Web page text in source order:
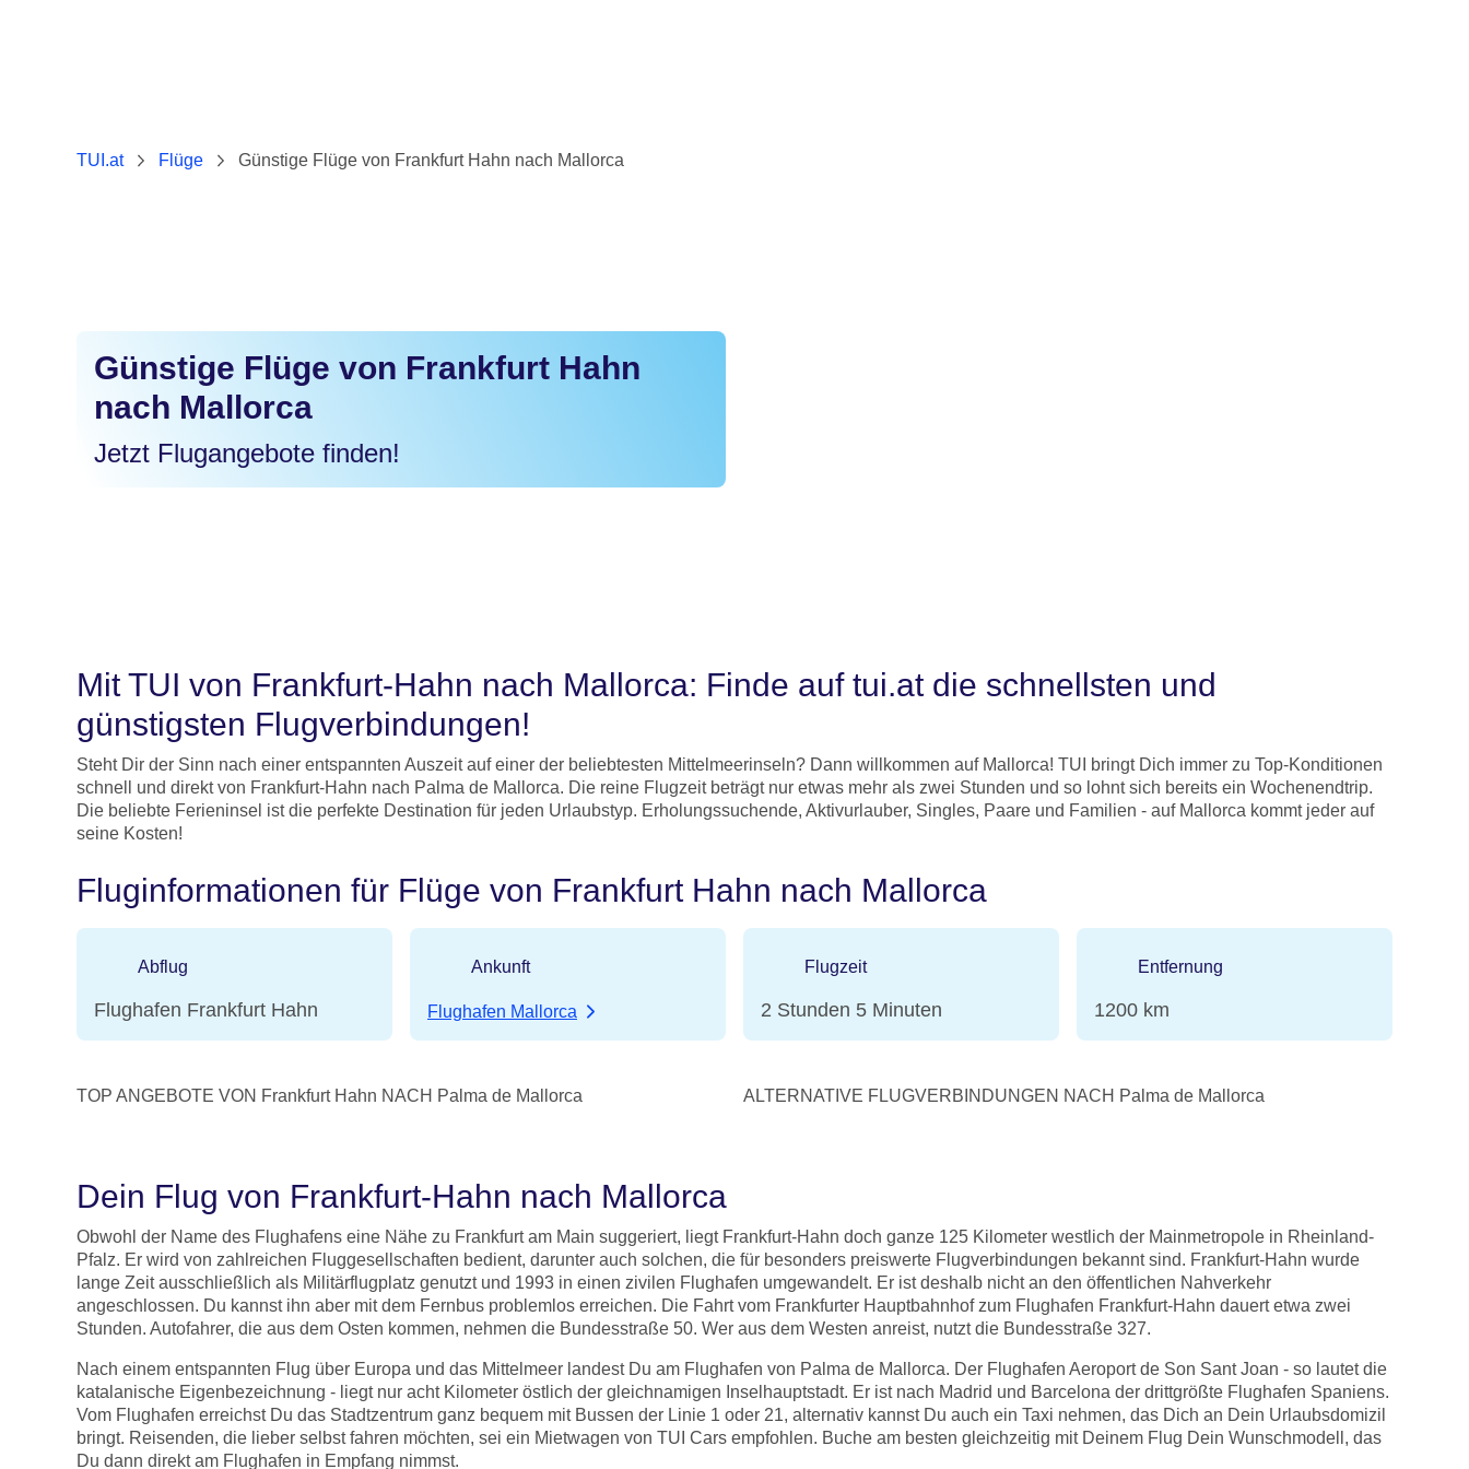
TUI.at Flüge Günstige Flüge von Frankfurt Hahn nach Mallorca
Günstige Flüge von Frankfurt Hahn
nach Mallorca
Jetzt Flugangebote finden!
Mit TUI von Frankfurt-Hahn nach Mallorca: Finde auf tui.at die schnellsten und
günstigsten Flugverbindungen!
Steht Dir der Sinn nach einer entspannten Auszeit auf einer der beliebtesten Mittelmeerinseln? Dann willkommen auf Mallorca! TUI bringt Dich immer zu Top-Konditionen
schnell und direkt von Frankfurt-Hahn nach Palma de Mallorca. Die reine Flugzeit beträgt nur etwas mehr als zwei Stunden und so lohnt sich bereits ein Wochenendtrip.
Die beliebte Ferieninsel ist die perfekte Destination für jeden Urlaubstyp. Erholungssuchende, Aktivurlauber, Singles, Paare und Familien - auf Mallorca kommt jeder auf
seine Kosten!
Fluginformationen für Flüge von Frankfurt Hahn nach Mallorca
Abflug
Flughafen Frankfurt Hahn
Ankunft
Flughafen Mallorca
Flugzeit
2 Stunden 5 Minuten
Entfernung
1200 km
TOP ANGEBOTE VON Frankfurt Hahn NACH Palma de Mallorca ALTERNATIVE FLUGVERBINDUNGEN NACH Palma de Mallorca
Dein Flug von Frankfurt-Hahn nach Mallorca
Obwohl der Name des Flughafens eine Nähe zu Frankfurt am Main suggeriert, liegt Frankfurt-Hahn doch ganze 125 Kilometer westlich der Mainmetropole in Rheinland-
Pfalz. Er wird von zahlreichen Fluggesellschaften bedient, darunter auch solchen, die für besonders preiswerte Flugverbindungen bekannt sind. Frankfurt-Hahn wurde
lange Zeit ausschließlich als Militärflugplatz genutzt und 1993 in einen zivilen Flughafen umgewandelt. Er ist deshalb nicht an den öffentlichen Nahverkehr
angeschlossen. Du kannst ihn aber mit dem Fernbus problemlos erreichen. Die Fahrt vom Frankfurter Hauptbahnhof zum Flughafen Frankfurt-Hahn dauert etwa zwei
Stunden. Autofahrer, die aus dem Osten kommen, nehmen die Bundesstraße 50. Wer aus dem Westen anreist, nutzt die Bundesstraße 327.
Nach einem entspannten Flug über Europa und das Mittelmeer landest Du am Flughafen von Palma de Mallorca. Der Flughafen Aeroport de Son Sant Joan - so lautet die
katalanische Eigenbezeichnung - liegt nur acht Kilometer östlich der gleichnamigen Inselhauptstadt. Er ist nach Madrid und Barcelona der drittgrößte Flughafen Spaniens.
Vom Flughafen erreichst Du das Stadtzentrum ganz bequem mit Bussen der Linie 1 oder 21, alternativ kannst Du auch ein Taxi nehmen, das Dich an Dein Urlaubsdomizil
bringt. Reisenden, die lieber selbst fahren möchten, sei ein Mietwagen von TUI Cars empfohlen. Buche am besten gleichzeitig mit Deinem Flug Dein Wunschmodell, das
Du dann direkt am Flughafen in Empfang nimmst.